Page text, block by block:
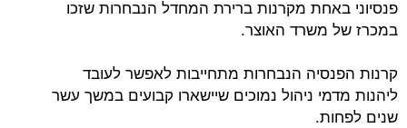
פנסיוני באחת מקרנות ברירת המחדל הנבחרות שזכו
במכרז של משרד האוצר.
קרנות הפנסיה הנבחרות מתחייבות לאפשר לעובד
ליהנות מדמי ניהול נמוכים שיישארו קבועים במשך עשר
שנים לפחות.